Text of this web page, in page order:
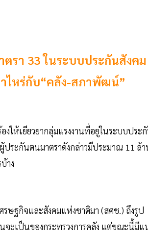
ตรา 33 ในระบบประกันสังคม
าไหร่กับ“คลัง-สภาพัฒน์”
ให้เยียวยากลุ่มแรงงานที่อยู่ในระบบประ
ประกันตนมาตราดังกล่าวมีประมาณ 11 ล้
าง
ษฐกิจและสังคมแห่งชาติมา (สศช.) ถึงรูป
จะเป็นของกระทรวงการคลัง แต่ขณะนี้มีแ